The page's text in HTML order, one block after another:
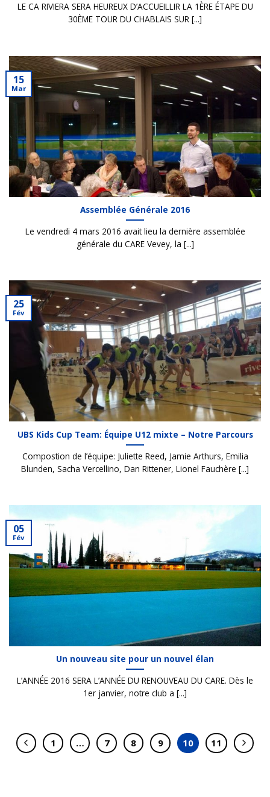
LE CA RIVIERA SERA HEUREUX D’ACCUEILLIR LA 1ÈRE ÉTAPE DU
30ÈME TOUR DU CHABLAIS SUR [...]
Assemblée Générale 2016
Le vendredi 4 mars 2016 avait lieu la dernière assemblée
générale du CARE Vevey, la [...]
15
Mar
UBS Kids Cup Team: Équipe U12 mixte – Notre Parcours
Compostion de l’équipe: Juliette Reed, Jamie Arthurs, Emilia
Blunden, Sacha Vercellino, Dan Rittener, Lionel Fauchère [...]
25
Fév
Un nouveau site pour un nouvel élan
L’ANNÉE 2016 SERA L’ANNÉE DU RENOUVEAU DU CARE. Dès le
1er janvier, notre club a [...]
05
Fév
1 … 7 8 9 10 11